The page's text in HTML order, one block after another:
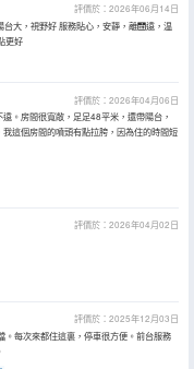
評價於：2026年06月14日
大，視野好 服務貼心，安靜，離🛗遠，温
更好
評價於：2026年04月06日
。房間很寬敞，足足48平米，還帶陽台，
這個房間的噴頭有點拉胯，因為住的時間短
評價於：2026年04月02日
評價於：2025年12月03日
。每次來都住這裏，停車很方便。前台服務